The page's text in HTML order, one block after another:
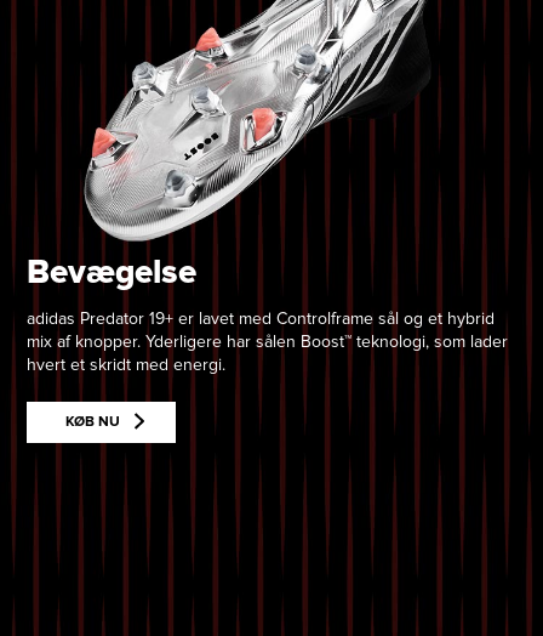
Bevægelse
adidas Predator 19+ er lavet med Controlframe sål og et hybrid
mix af knopper. Yderligere har sålen Boost™ teknologi, som lader
hvert et skridt med energi.
KØB NU